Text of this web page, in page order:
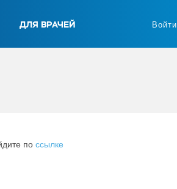
ДЛЯ ВРАЧЕЙ Войти
по ссылке